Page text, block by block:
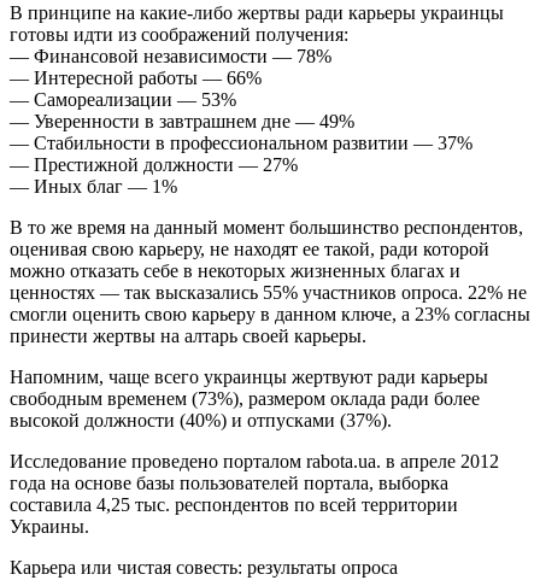
В принципе на какие-либо жертвы ради карьеры украинцы
готовы идти из соображений получения:
— Финансовой независимости — 78%
— Интересной работы — 66%
— Самореализации — 53%
— Уверенности в завтрашнем дне — 49%
— Стабильности в профессиональном развитии — 37%
— Престижной должности — 27%
— Иных благ — 1%
В то же время на данный момент большинство респондентов,
оценивая свою карьеру, не находят ее такой, ради которой
можно отказать себе в некоторых жизненных благах и
ценностях — так высказались 55% участников опроса. 22% не
смогли оценить свою карьеру в данном ключе, а 23% согласны
принести жертвы на алтарь своей карьеры.
Напомним, чаще всего украинцы жертвуют ради карьеры
свободным временем (73%), размером оклада ради более
высокой должности (40%) и отпусками (37%).
Исследование проведено порталом rabota.ua. в апреле 2012
года на основе базы пользователей портала, выборка
составила 4,25 тыс. респондентов по всей территории
Украины.
Карьера или чистая совесть: результаты опроса